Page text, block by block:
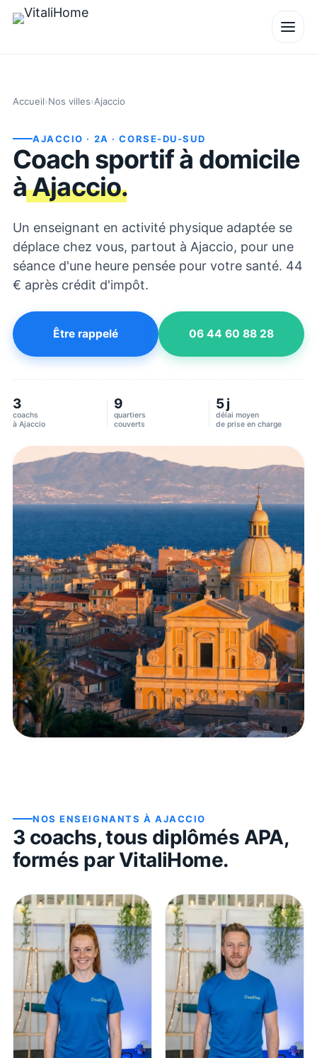
Accueil›Nos villes›Ajaccio
AJACCIO · 2A · CORSE-DU-SUD
Coach sportif à domicile
àAjaccio.
Un enseignant en activité physique adaptée se
déplace chez vous, partout à Ajaccio, pour une
séance d'une heure pensée pour votre santé. 44
€ après crédit d'impôt.
Être rappelé 06 44 60 88 28
3
coachs
à Ajaccio
9
quartiers
couverts
5 j
délai moyen
de prise en charge
NOS ENSEIGNANTS ÀAJACCIO
3 coachs, tous diplômés APA,
formés par VitaliHome.